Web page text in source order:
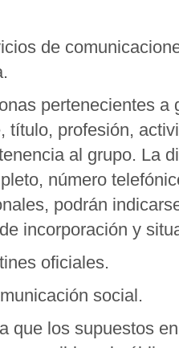
de
pertenecientes
título, profesión,
al grupo. La
número
podrán
incorporación y
oficiales.
social.
que los supuestos